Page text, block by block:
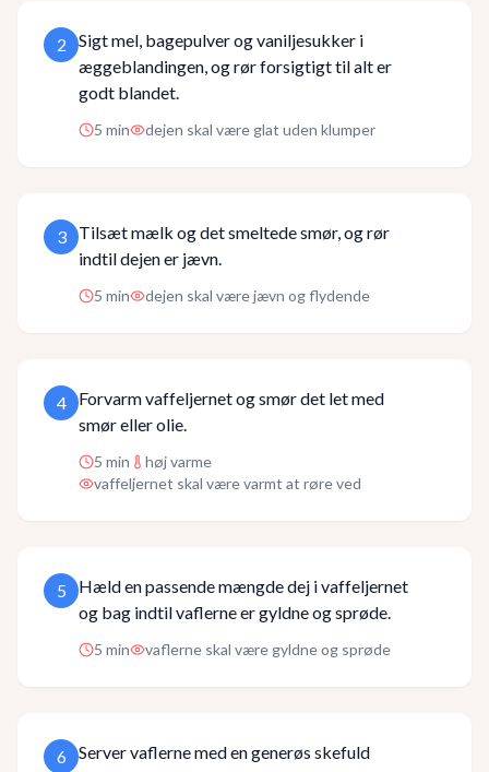
2
Sigt mel, bagepulver og vaniljesukker i
æggeblandingen, og rør forsigtigt til alt er
godt blandet.
5 min dejen skal være glat uden klumper
3
Tilsæt mælk og det smeltede smør, og rør
indtil dejen er jævn.
5 min dejen skal være jævn og flydende
4
Forvarm vaffeljernet og smør det let med
smør eller olie.
5 min
høj varme
vaffeljernet skal være varmt at røre ved
5
Hæld en passende mængde dej i vaffeljernet
og bag indtil vaflerne er gyldne og sprøde.
5 min vaflerne skal være gyldne og sprøde
6
Server vaflerne med en generøs skefuld